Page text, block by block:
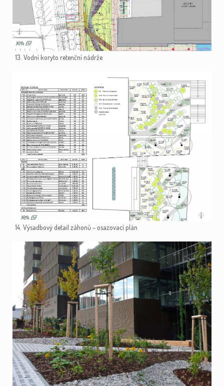
13. Vodní koryto retenční nádrže
14. Výsadbový detail záhonů – osazovací plán